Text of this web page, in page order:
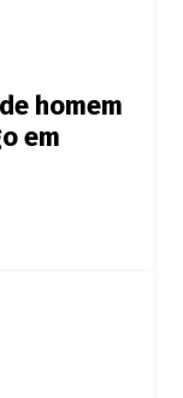
homem
em